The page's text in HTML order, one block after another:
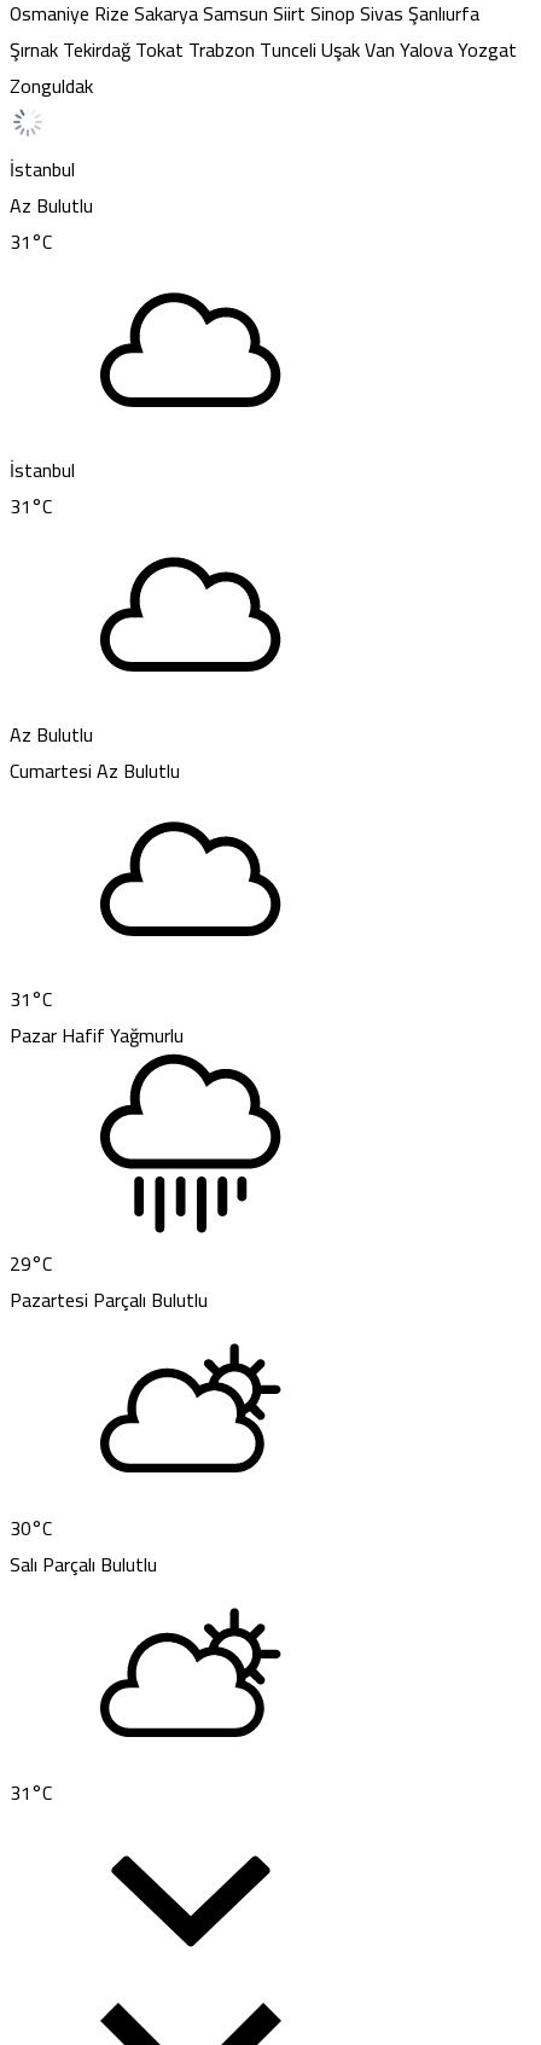
Osmaniye RizeSakaryaSamsunSiirtSinopSivasŞanlıurfa
ŞırnakTekirdağTokat Trabzon TunceliUşakVanYalovaYozgat
Zonguldak
İstanbul
Az Bulutlu
31°C
İstanbul
31°C
Az Bulutlu
CumartesiAz Bulutlu
31°C
PazarHafif Yağmurlu
29°C
Pazartesi Parçalı Bulutlu
30°C
Salı Parçalı Bulutlu
31°C